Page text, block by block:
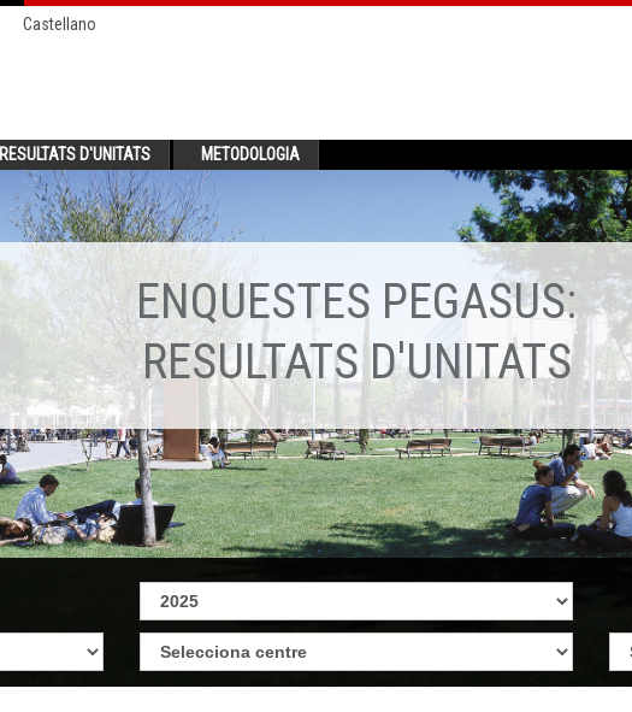
Castellano
RESULTATS D'UNITATS METODOLOGIA
ENQUESTES PEGASUS:
RESULTATS D'UNITATS